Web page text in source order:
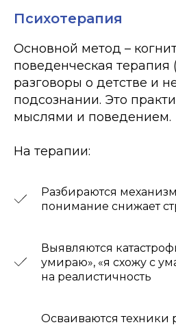
Психотерапия
Основной метод –
поведенческая терапия
разговоры о детстве и
подсознании. Это
мыслями и поведением.
На терапии:
Разбираются
понимание снижает
Выявляются
умираю», «я схожу с
на реалистичность
Осваиваются техники